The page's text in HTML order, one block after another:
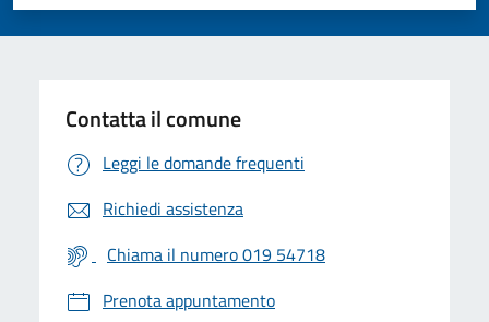
Contatta il comune
Leggi le domande frequenti
Richiedi assistenza
Chiama il numero 019 54718
Prenota appuntamento